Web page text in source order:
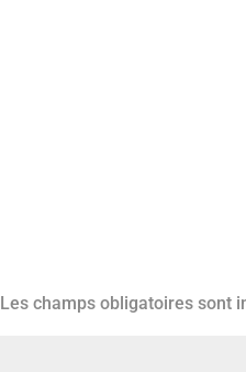
Les champs obligatoires sont